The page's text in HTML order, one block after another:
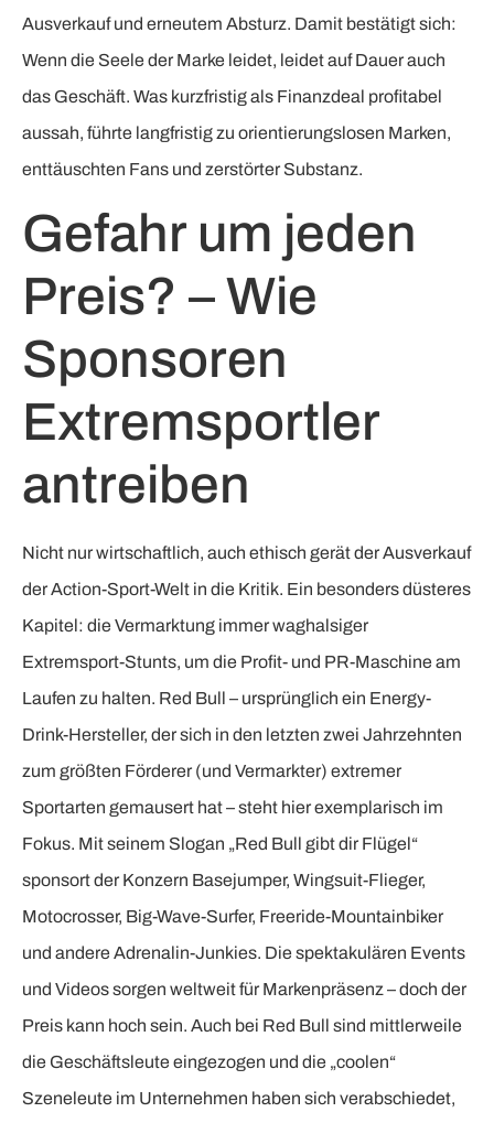
Ausverkauf und erneutem Absturz. Damit bestätigt sich:
Wenn die Seele der Marke leidet, leidet auf Dauer auch
das Geschäft. Was kurzfristig als Finanzdeal profitabel
aussah, führte langfristig zu orientierungslosen Marken,
enttäuschten Fans und zerstörter Substanz.
Gefahr um jeden
Preis? – Wie
Sponsoren
Extremsportler
antreiben
Nicht nur wirtschaftlich, auch ethisch gerät der Ausverkauf
der Action-Sport-Welt in die Kritik. Ein besonders düsteres
Kapitel: die Vermarktung immer waghalsiger
Extremsport-Stunts, um die Profit- und PR-Maschine am
Laufen zu halten. Red Bull – ursprünglich ein Energy-
Drink-Hersteller, der sich in den letzten zwei Jahrzehnten
zum größten Förderer (und Vermarkter) extremer
Sportarten gemausert hat – steht hier exemplarisch im
Fokus. Mit seinem Slogan „Red Bull gibt dir Flügel“
sponsort der Konzern Basejumper, Wingsuit-Flieger,
Motocrosser, Big-Wave-Surfer, Freeride-Mountainbiker
und andere Adrenalin-Junkies. Die spektakulären Events
und Videos sorgen weltweit für Markenpräsenz – doch der
Preis kann hoch sein. Auch bei Red Bull sind mittlerweile
die Geschäftsleute eingezogen und die „coolen“
Szeneleute im Unternehmen haben sich verabschiedet,